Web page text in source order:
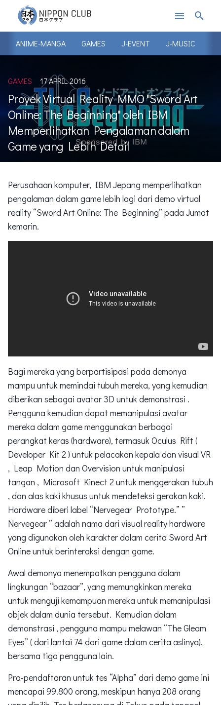
menu search
ANIME-MANGA GAMES J-EVENT J-MUSIC J-
GAMES 17 APRIL 2016
Proyek Virtual Reality MMO "Sword Art
Online: The Beginning" oleh IBM
Memperlihatkan Pengalaman dalam
Game yang Lebih Detail
Perusahaan komputer, IBM Jepang memperlihatkan
pengalaman dalam game lebih lagi dari demo virtual
reality “Sword Art Online: The Beginning” pada Jumat
kemarin.
Bagi mereka yang berpartisipasi pada demonya
mampu untuk memindai tubuh mereka, yang kemudian
diberikan sebagai avatar 3D untuk demonstrasi .
Pengguna kemudian dapat memanipulasi avatar
mereka dalam game menggunakan berbagai
perangkat keras (hardware), termasuk Oculus Rift (
Developer Kit 2 ) untuk pelacakan kepala dan visual VR
, Leap Motion dan Overvision untuk manipulasi
tangan , Microsoft Kinect 2 untuk menggerakan tubuh
, dan alas kaki khusus untuk mendeteksi gerakan kaki.
Hardware diberi label “Nervegear Prototype.” ”
Nervegear ” adalah nama dari visual reality hardware
yang digunakan oleh karakter dalam cerita Sword Art
Online untuk berinteraksi dengan game.
Awal demonya menempatkan pengguna dalam
lingkungan “bazaar”, yang memungkinkan mereka
untuk menguji kemampuan mereka untuk memanipulasi
objek dalam dunia tersebut. Kemudian dalam
demonstrasi , pengguna mampu melawan “The Gleam
Eyes” ( dari lantai 74 dari game dalam cerita aslinya),
bersama tiga pengguna lain.
Pra-pendaftaran untuk tes “Alpha” dari demo game ini
mencapai 99.800 orang, meskipun hanya 208 orang